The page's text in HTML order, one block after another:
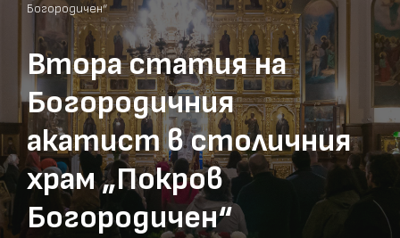
Богородичен“
Втора статия на
Богородичния
акатист в столичния
храм „Покров
Богородичен“